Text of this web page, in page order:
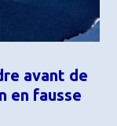
avant de
en fausse